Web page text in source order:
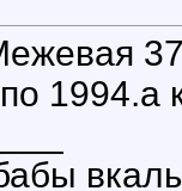
1994.а